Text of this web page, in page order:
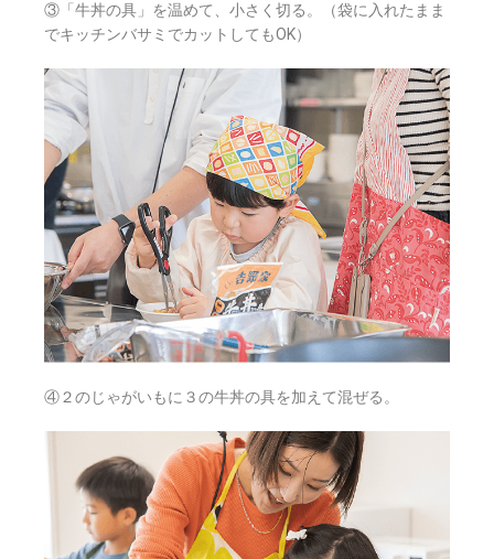
③「牛丼の具」を温めて、小さく切る。（袋に入れたまま
でキッチンバサミでカットしてもOK）
④２のじゃがいもに３の牛丼の具を加えて混ぜる。